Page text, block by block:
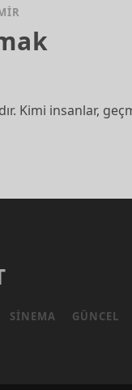
Kimi insanlar,
SINEMA GÜNCEL